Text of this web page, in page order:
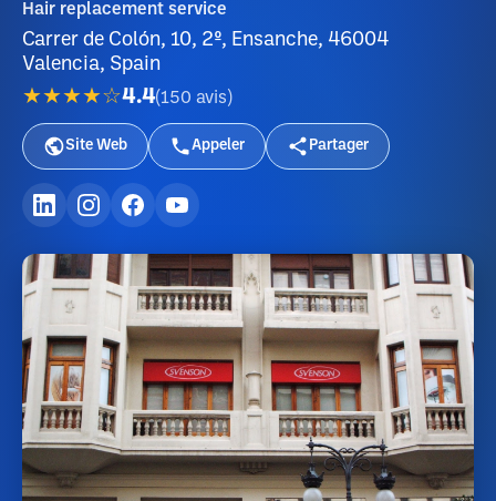
Hair replacement service
Carrer de Colón, 10, 2º, Ensanche, 46004
Valencia, Spain
★★★★☆4.4(150 avis )
Site Web Appeler Partager